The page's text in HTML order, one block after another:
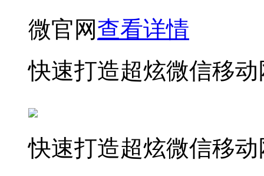
微官网查看详情
快速打造超炫微信移动
快速打造超炫微信移动